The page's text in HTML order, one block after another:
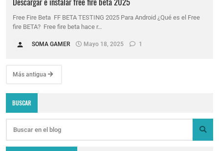
Free Fire Beta FF BETA TESTING 2025 Para Android ¿Qué es el Free
fire BETA? Free fire beta hace r…
SOMA GAMER Mayo 18, 2025 1
Más antigua
BUSCAR